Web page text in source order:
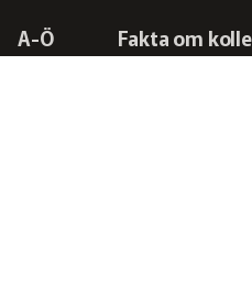
A-Ö Fakta om